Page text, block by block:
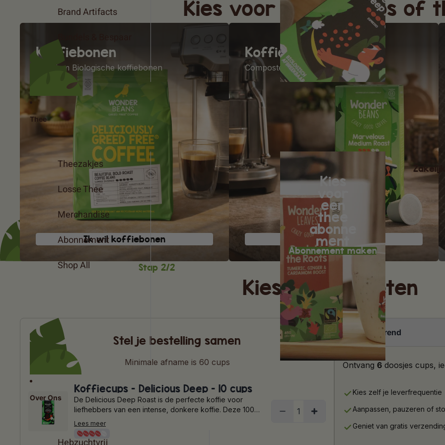
Brand Artifacts
Bundels & Bespaar
Thee
Theezakjes
Losse Thee
Merchandise
Abonnement
Shop All
Kies
voor
een
thee
abonne
ment
Abonnement maken
Over Ons
Kies voor bonen, cups of
Koffiebonen
Premium Biologische koffiebonen
Ik wil koffiebonen
Koffiecups
Composteerbare Biologische cups
Ik wil cups
Stap 2/2
Kies je favorieten
Stel je bestelling samen
Minimale afname is 60 cups
Koffiecups - Delicious Deep - 10 cups
De Delicious Deep Roast is de perfecte koffie voor
liefhebbers van een intense, donkere koffie. Deze 100%
biologische Arabica koffie afkomstig van Wonder Farms in
onder andere Peru en Oeganda. De cups zelf zijn
gemaakt van 100% hernieuwbare grondstoffen; van
Lees meer
Terugkerend
Ontvang 6 doosjes cups,
Kies zelf je leverfrequentie
Aanpassen, pauzeren of
Geniet van gratis